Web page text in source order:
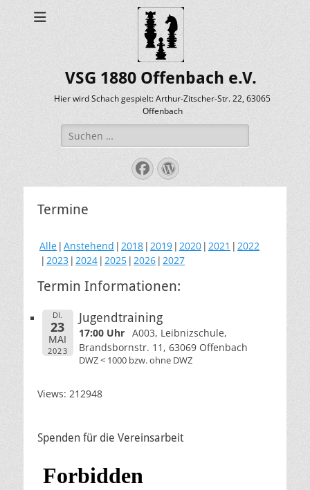
VSG 1880 Offenbach e.V.
Hier wird Schach gespielt: Arthur-Zitscher-Str. 22, 63065
Offenbach
Suche
nach:
Facebook
WordPress
Termine
Alle Anstehend 2018 2019 2020 2021
2022
2023 2024 2025 2026 2027
Termin Informationen:
DI.
23
MAI
2023
Jugendtraining
17:00 Uhr A003, Leibnizschule,
Brandsbornstr. 11, 63069 Offenbach
DWZ < 1000 bzw. ohne DWZ
Views: 212948
Spenden für die Vereinsarbeit